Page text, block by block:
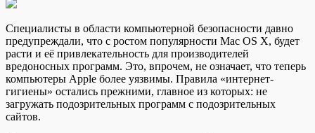
Специалисты в области компьютерной безопасности давно
предупреждали, что с ростом популярности Mac OS X, будет
расти и её привлекательность для производителей
вредоносных программ. Это, впрочем, не означает, что теперь
компьютеры Apple более уязвимы. Правила «интернет-
гигиены» остались прежними, главное из которых: не
загружать подозрительных программ с подозрительных
сайтов.